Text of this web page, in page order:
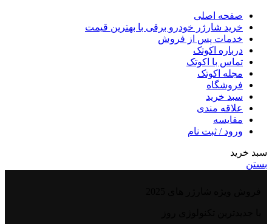
صفحه اصلی
خرید شارژر خودرو برقی با بهترین قیمت
خدمات پس از فروش
درباره اکوتک
تماس با اکوتک
مجله اکوتک
فروشگاه
سبد خرید
علاقه مندی
مقایسه
ورود / ثبت نام
سبد خرید
بستن